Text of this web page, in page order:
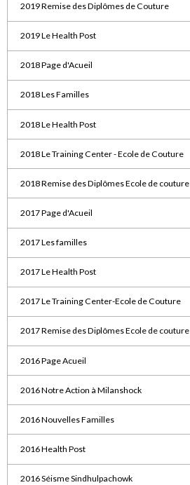
2019 Remise des Diplômes de Couture
2019 Le Health Post
2018 Page d'Acueil
2018 Les Familles
2018 Le Health Post
2018 Le Training Center - Ecole de Couture
2018 Remise des Diplômes Ecole de couture
2017 Page d'Acueil
2017 Les familles
2017 Le Health Post
2017 Le Training Center-Ecole de Couture
2017 Remise des Diplômes Ecole de couture
2016 Page Acueil
2016 Notre Action à Milanshock
2016 Nouvelles Familles
2016 Health Post
2016 Séisme Sindhulpachowk